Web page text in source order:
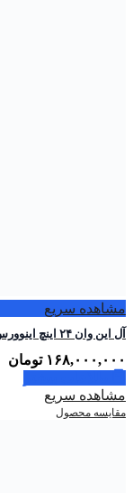
مشاهده سریع
آل این وان ۲۴ اینچ اینوورس مدل Q۲۴۱۴ مشکی I۵ RAM ۱۶GB
۱۶۸,۰۰۰,۰۰۰ تومان
مشاهده سریع
مقایسه محصول